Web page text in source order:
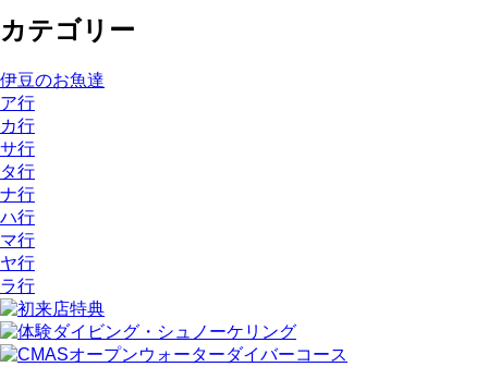
カテゴリー
伊豆のお魚達
ア行
カ行
サ行
タ行
ナ行
ハ行
マ行
ヤ行
ラ行